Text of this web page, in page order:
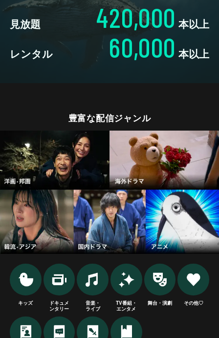
見放題 420,000 本以上
レンタル 60,000 本以上
豊富な配信ジャンル
キッズ
ドキュメ
ンタリー
音楽・
ライブ
TV番組・
エンタメ
舞台・演劇 その他♡